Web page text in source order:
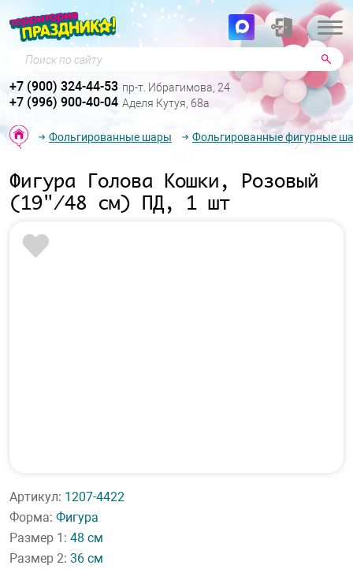
Поиск по сайту
+7 (900) 324-44-53 пр-т. Ибрагимова, 24
+7 (996) 900-40-04 Аделя Кутуя, 68а
Фольгированные шары Фольгированные фигурные
Фигура Голова Кошки, Розовый
(19"/48 см) ПД, 1 шт
Артикул: 1207-4422
Форма: Фигура
Размер 1: 48 см
Размер 2: 36 см